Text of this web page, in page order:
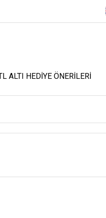
ALTI HEDIYE ÖNERILERI